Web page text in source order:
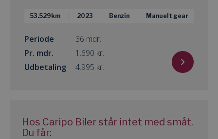
53.529km 2023 Benzin Manuelt gear
Periode
36 mdr.
Pr. mdr.
kr.
Udbetaling
kr.
Hos Caripo Biler står intet med småt.
Du får: